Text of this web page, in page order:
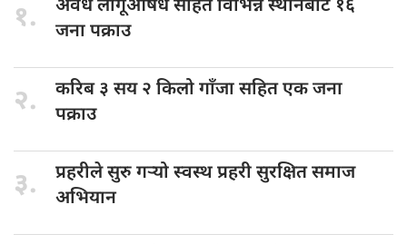
१. अवैध लागूऔषधसहित विभिन्न स्थानबाट १६
जना पक्राउ
२. करिब ३ सय २ किलो गाँजा सहित एक जना
पक्राउ
३. प्रहरीले सुरुगर्‍यो स्वस्थ प्रहरी सुरक्षित समाज
अभियान